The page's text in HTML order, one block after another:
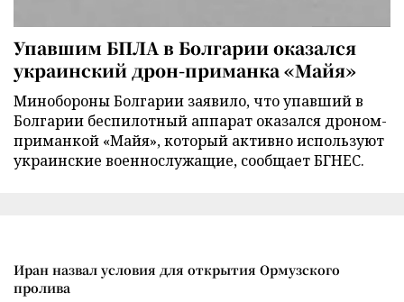
Упавшим БПЛА в Болгарии оказался
украинский дрон-приманка «Майя»
Минобороны Болгарии заявило, что упавший в
Болгарии беспилотный аппарат оказался дроном-
приманкой «Майя», который активно используют
украинские военнослужащие, сообщает БГНЕС.
Иран назвал условия для открытия Ормузского
пролива